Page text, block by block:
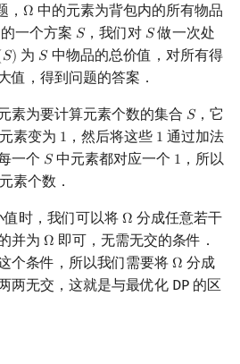
连分数
Stern–Brocot 树与 Farey
二次域
Pell 方程
， Ω
Ω 中的元素为背包内的所有物品
一个方案 𝑆
S，我们对 𝑆
S做一次处
𝑆)
S) 为 𝑆
S中物品的总价值，对所有得
值，得到问题的答案．
素为要计算元素个数的集合 𝑆
S，它
素变为 1
1 ，然后将这些 1
1 通过加法
一个 𝑆
S中元素都对应一个 1
1 ，所以
素个数．
时，我们可以将 Ω
Ω 分成任意若干
并为 Ω
Ω 即可，无需无交的条件．
个条件，所以我们需要将 Ω
Ω 分成
两无交，这就是与最优化 DP 的区